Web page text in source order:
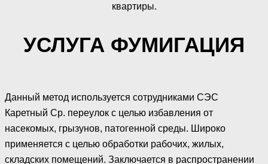
квартиры.
УСЛУГА ФУМИГАЦИЯ
Данный метод используется сотрудниками СЭС
Каретный Ср. переулок с целью избавления от
насекомых, грызунов, патогенной среды. Широко
применяется с целью обработки рабочих, жилых,
складских помещений. Заключается в распространении